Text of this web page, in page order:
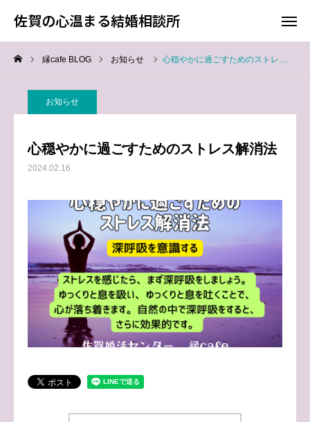
佐賀の心温まる結婚相談所
縁cafe BLOG お知らせ 心穏やかに過ごすためのストレス解消法
お知らせ
心穏やかに過ごすためのストレス解消法
2024.02.16
佐賀の心温まる結婚相談所
料金
TOP
成婚までの流れ
会員様からの喜びの声
よくあるご質問